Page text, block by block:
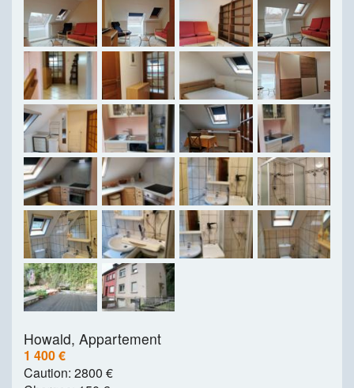
Howald, Appartement
1 400 €
Caution: 2800 €